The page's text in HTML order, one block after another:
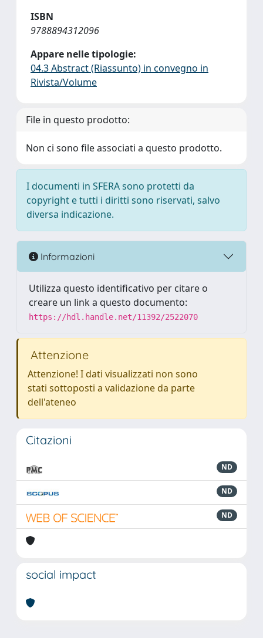
ISBN
9788894312096
Appare nelle tipologie:
04.3 Abstract (Riassunto) in convegno in
Rivista/Volume
File in questo prodotto:
Non ci sono file associati a questo prodotto.
I documenti in SFERA sono protetti da
copyright e tutti i diritti sono riservati, salvo
diversa indicazione.
Informazioni
Utilizza questo identificativo per citare o
creare un link a questo documento:
https://hdl.handle.net/11392/2522070
Attenzione
Attenzione! I dati visualizzati non sono
stati sottoposti a validazione da parte
dell'ateneo
Citazioni
ND
ND
ND
social impact